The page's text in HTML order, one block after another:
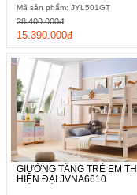
Ngoài ra, phía bên
thang đơn nhỏ gọn
giường.
Mã sản phẩm: JYL501GT
15.390.000đ
28.400.000đ
GIƯỜNG TẦNG TRẺ EM
HIỆN ĐẠI JVNA6610